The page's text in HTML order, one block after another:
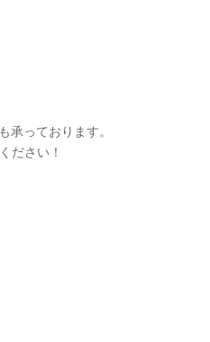
っております。
ださい！